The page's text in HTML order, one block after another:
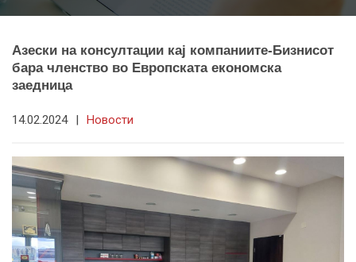
Азески на консултации кај компаниите-Бизнисот
бара членство во Европската економска
заедница
14.02.2024 | Новости